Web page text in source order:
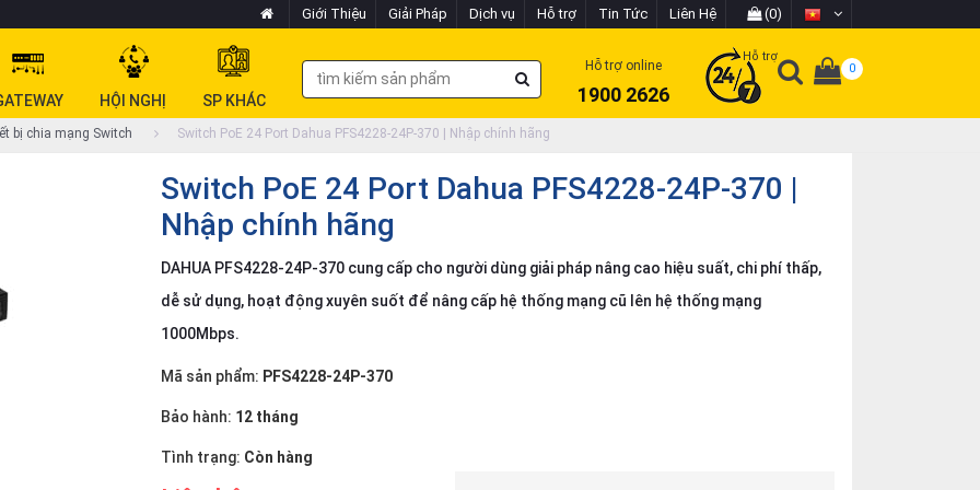
Giới Thiệu Giải Pháp Dịch vụ Hỗ trợ Tin Tức Liên Hệ (0)
HỘI NGHỊ SP KHÁC
Hỗ trợ online
1900 2626
Hỗ trợ
0
bị chia mạng Switch Switch PoE 24 Port Dahua PFS4228-24P-370 | Nhập chính hãng
Switch PoE 24 Port Dahua PFS4228-24P-370 |
Nhập chính hãng
DAHUA PFS4228-24P-370 cung cấp cho người dùng giải pháp nâng cao hiệu suất, chi phí thấp,
dễ sử dụng, hoạt động xuyên suốt để nâng cấp hệ thống mạng cũ lên hệ thống mạng
1000Mbps.
Mã sản phẩm: PFS4228-24P-370
Bảo hành: 12 tháng
Tình trạng: Còn hàng